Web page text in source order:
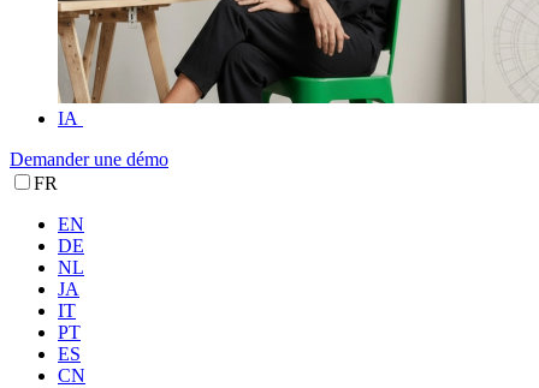
IA
Demander une démo
FR
EN
DE
NL
JA
IT
PT
ES
CN